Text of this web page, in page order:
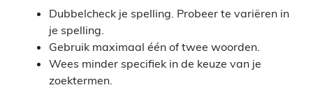
Dubbelcheck je spelling. Probeer te variëren in
je spelling.
Gebruik maximaal één of twee woorden.
Wees minder specifiek in de keuze van je
zoektermen.